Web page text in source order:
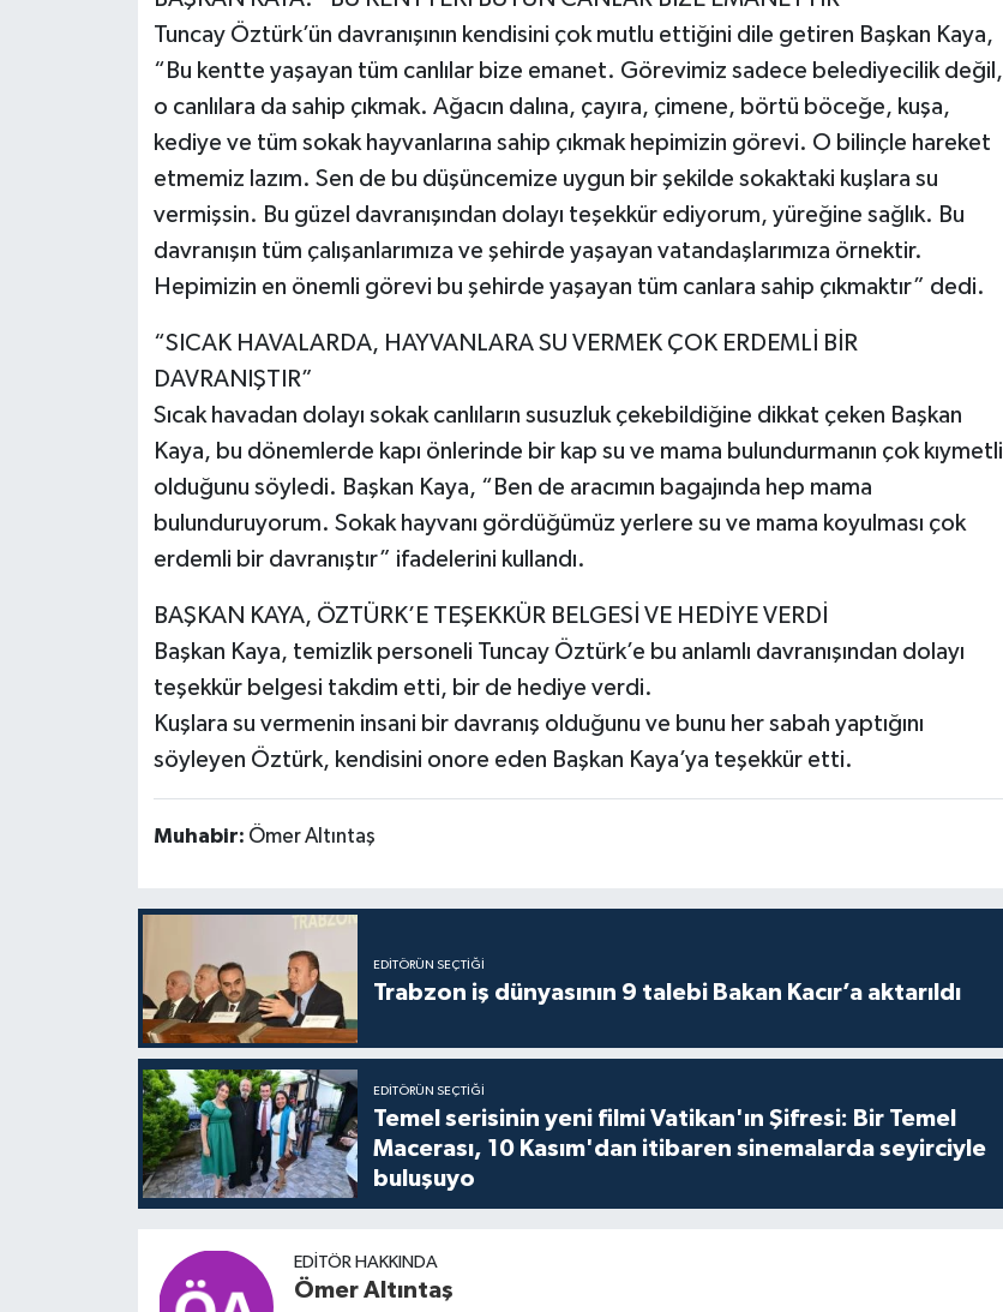
Tuncay Öztürk’ün davranışının kendisini çok mutlu ettiğini dile getiren Başkan Kaya,
“Bu kentte yaşayan tüm canlılar bize emanet. Görevimiz sadece belediyecilik değil,
o canlılara da sahip çıkmak. Ağacın dalına, çayıra, çimene, börtü böceğe, kuşa,
kediye ve tüm sokak hayvanlarına sahip çıkmak hepimizin görevi. O bilinçle hareket
etmemiz lazım. Sen de bu düşüncemize uygun bir şekilde sokaktaki kuşlara su
vermişsin. Bu güzel davranışından dolayı teşekkür ediyorum, yüreğine sağlık. Bu
davranışın tüm çalışanlarımıza ve şehirde yaşayan vatandaşlarımıza örnektir.
Hepimizin en önemli görevi bu şehirde yaşayan tüm canlara sahip çıkmaktır” dedi.
“SICAK HAVALARDA, HAYVANLARA SU VERMEK ÇOK ERDEMLİ BİR
DAVRANIŞTIR”
Sıcak havadan dolayı sokak canlıların susuzluk çekebildiğine dikkat çeken Başkan
Kaya, bu dönemlerde kapı önlerinde bir kap su ve mama bulundurmanın çok kıymetli
olduğunu söyledi. Başkan Kaya, “Ben de aracımın bagajında hep mama
bulunduruyorum. Sokak hayvanı gördüğümüz yerlere su ve mama koyulması çok
erdemli bir davranıştır” ifadelerini kullandı.
BAŞKAN KAYA, ÖZTÜRK’E TEŞEKKÜR BELGESİ VE HEDİYE VERDİ
Başkan Kaya, temizlik personeli Tuncay Öztürk’e bu anlamlı davranışından dolayı
teşekkür belgesi takdim etti, bir de hediye verdi.
Kuşlara su vermenin insani bir davranış olduğunu ve bunu her sabah yaptığını
söyleyen Öztürk, kendisini onore eden Başkan Kaya’ya teşekkür etti.
Muhabir: Ömer Altıntaş
EDITÖRÜN SEÇTIĞI
Trabzon iş dünyasının 9 talebi Bakan Kacır’a aktarıldı
EDITÖRÜN SEÇTIĞI
Temel serisinin yeni filmi Vatikan'ın Şifresi: Bir Temel
Macerası, 10 Kasım'dan itibaren sinemalarda seyirciyle
buluşuyo
EDITÖR HAKKINDA
Ömer Altıntaş